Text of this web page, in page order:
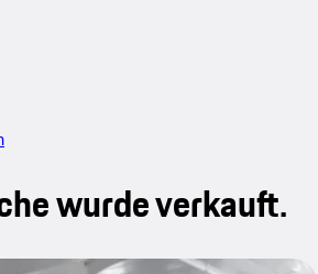
wurde verkauft.